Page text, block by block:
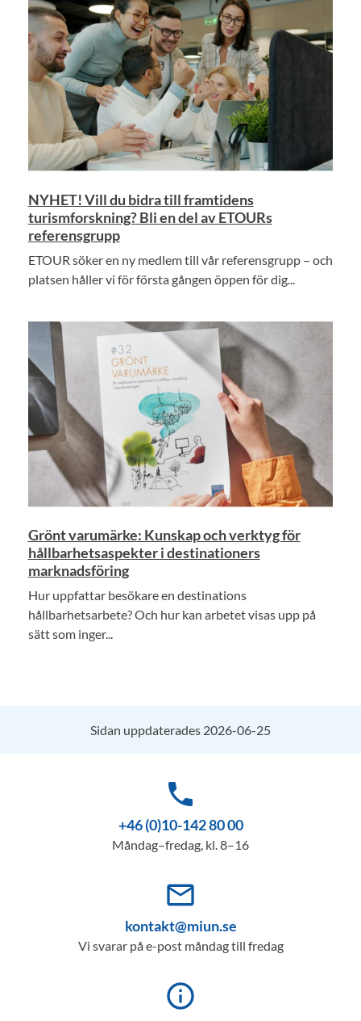
NYHET! Vill du bidra till framtidens
turismforskning? Bli en del av ETOURs
referensgrupp
ETOUR söker en ny medlem till vår referensgrupp – och
platsen håller vi för första gången öppen för dig...
Grönt varumärke: Kunskap och verktyg för
hållbarhetsaspekter i destinationers
marknadsföring
Hur uppfattar besökare en destinations
hållbarhetsarbete? Och hur kan arbetet visas upp på
sätt som inger...
Sidan uppdaterades 2026-06-25
phone
+46 (0)10-142 80 00
Måndag–fredag, kl. 8–16
mail_outline
kontakt@miun.se
Vi svarar på e-post måndag till fredag
info_outline